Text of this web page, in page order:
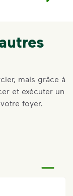
mais grâce à
et exécuter un
foyer.